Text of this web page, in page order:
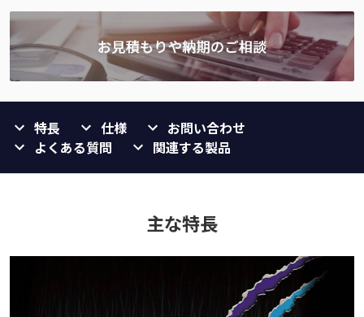
特長 仕様
お問い合わせ
よくある質問
関連する製品
主な特長